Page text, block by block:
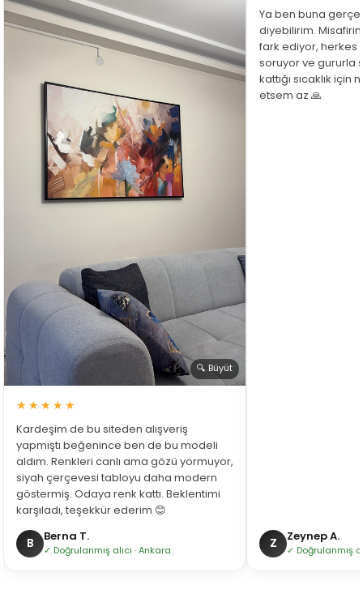
🔍 Büyüt
★★★★★
Kardeşim de bu siteden alışveriş
yapmıştı beğenince ben de bu modeli
aldım. Renkleri canlı ama gözü yormuyor,
siyah çerçevesi tabloyu daha modern
göstermiş. Odaya renk kattı. Beklentimi
karşıladı, teşekkür ederim 😊
B Berna T.
✓ Doğrulanmış alıcı · Ankara
Ya ben buna
diyebilirim.
fark ediyor, herkes
soruyor ve gururla
kattığı sıcaklık
etsem az 🙏
Z Zeynep A.
✓ Doğrulanmış